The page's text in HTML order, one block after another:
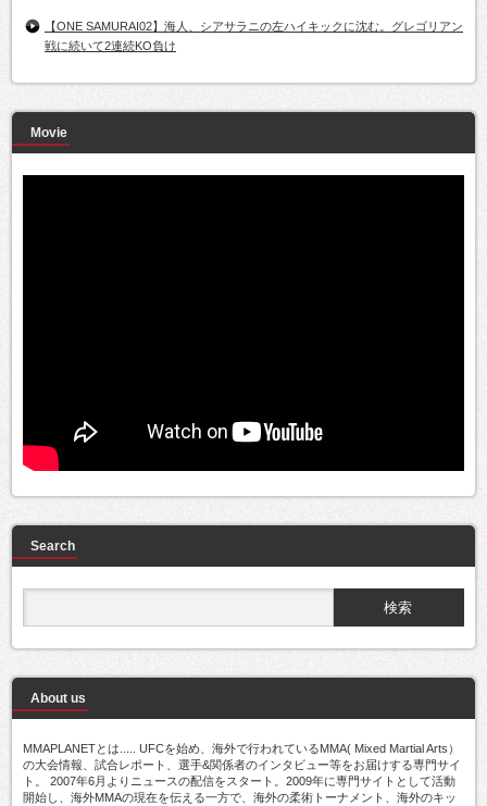
【ONE SAMURAI02】海人、シアサラニの左ハイキックに沈む。グレゴリアン
戦に続いて2連続KO負け
Movie
Search
About us
MMAPLANETとは..... UFCを始め、海外で行われているMMA( Mixed Martial Arts）
の大会情報、試合レポート、選手&関係者のインタビュー等をお届けする専門サイ
ト。 2007年6月よりニュースの配信をスタート。2009年に専門サイトとして活動
開始し、海外MMAの現在を伝える一方で、海外の柔術トーナメント、海外のキッ